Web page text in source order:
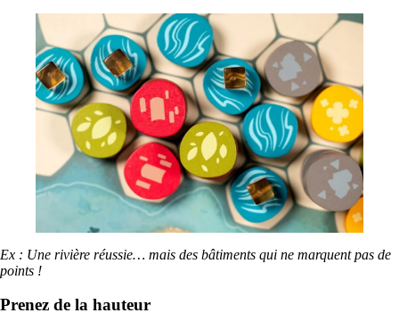
Ex : Une rivière réussie… mais des bâtiments qui ne marquent pas de
points !
Prenez de la hauteur